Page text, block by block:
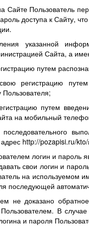
Сайте Пользователь
доступа к Сайту,
указанной
Сайта, а
путем
регистрацию
Пользователя;
путем
на мобильный
http://pozapisi.ru/
логин и пароль
свои логин и
на используемом
последующей
не доказано
В
и пароля